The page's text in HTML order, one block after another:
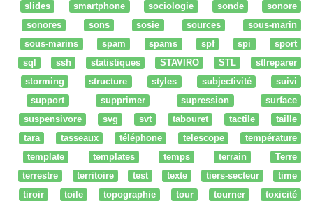
slides
smartphone sociologie sonde
sonore
sonores
sons sosie sources
sous-marin
sous-marins
spam spams spf spi
sport
sql
ssh statistiques STAVIRO STL
stlreparer
storming
structure styles subjectivité
suivi
support
supprimer supression
surface
suspensivore
svg svt tabouret tactile
taille
tara
tasseaux téléphone telescope
température
template
templates temps terrain
Terre
terrestre
territoire test texte tiers-secteur
time
tiroir
toile topographie tour tourner
toxicité